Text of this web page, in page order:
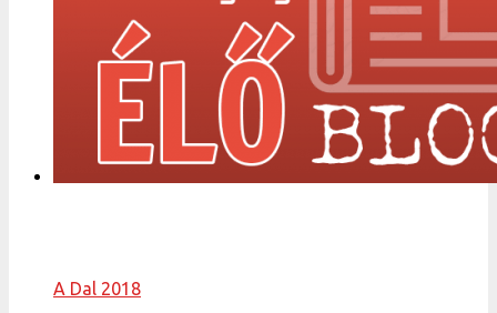
A Dal 2018